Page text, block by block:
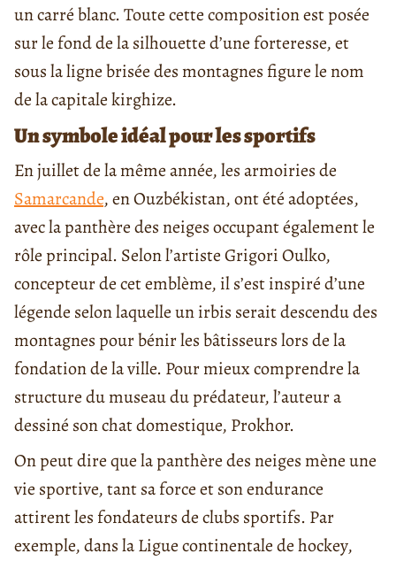
un carré blanc. Toute cette composition est posée
sur le fond de la silhouette d’une forteresse, et
sous la ligne brisée des montagnes figure le nom
de la capitale kirghize.
Un symbole idéal pour les sportifs
En juillet de la même année, les armoiries de
Samarcande, en Ouzbékistan, ont été adoptées,
avec la panthère des neiges occupant également le
rôle principal. Selon l’artiste Grigori Oulko,
concepteur de cet emblème, il s’est inspiré d’une
légende selon laquelle un irbis serait descendu des
montagnes pour bénir les bâtisseurs lors de la
fondation de la ville. Pour mieux comprendre la
structure du museau du prédateur, l’auteur a
dessiné son chat domestique, Prokhor.
On peut dire que la panthère des neiges mène une
vie sportive, tant sa force et son endurance
attirent les fondateurs de clubs sportifs. Par
exemple, dans la Ligue continentale de hockey,